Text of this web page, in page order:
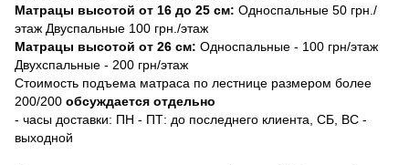
Матрацы высотой от 16 до 25 см: Односпальные 50 грн./
этаж Двуспальные 100 грн./этаж
Матрацы высотой от 26 см: Односпальные - 100 грн/этаж
Двухспальные - 200 грн/этаж
Стоимость подъема матраса по лестнице размером более
200/200 обсуждается отдельно
- часы доставки: ПН - ПТ: до последнего клиента, СБ, ВС -
выходной